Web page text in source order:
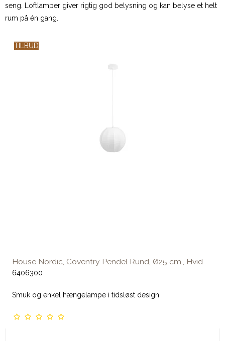
seng. Loftlamper giver rigtig god belysning og kan belyse et helt
rum på én gang.
TILBUD
House Nordic, Coventry Pendel Rund, Ø25 cm., Hvid
6406300
Smuk og enkel hængelampe i tidsløst design